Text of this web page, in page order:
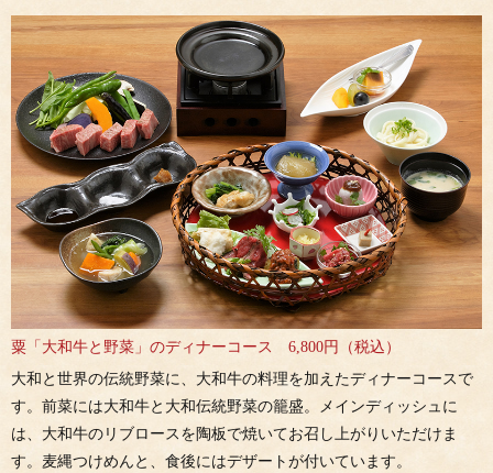
粟「大和牛と野菜」のディナーコース 6,800円（税込）
大和と世界の伝統野菜に、大和牛の料理を加えたディナーコースで
す。前菜には大和牛と大和伝統野菜の籠盛。メインディッシュに
は、大和牛のリブロースを陶板で焼いてお召し上がりいただけま
す。麦縄つけめんと、食後にはデザートが付いています。